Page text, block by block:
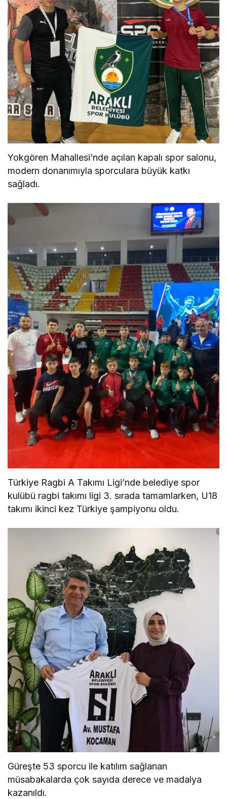
Yokgören Mahallesi’nde açılan kapalı spor salonu,
modern donanımıyla sporculara büyük katkı
sağladı.
Türkiye Ragbi A Takımı Ligi’nde belediye spor
kulübü ragbi takımı ligi 3. sırada tamamlarken, U18
takımı ikinci kez Türkiye şampiyonu oldu.
Güreşte 53 sporcu ile katılım sağlanan
müsabakalarda çok sayıda derece ve madalya
kazanıldı.